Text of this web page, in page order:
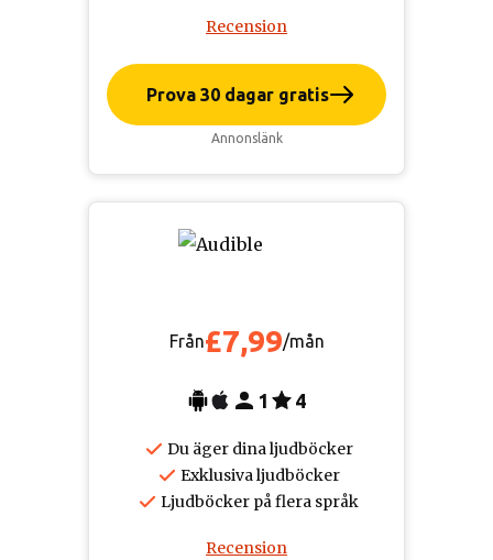
Recension
Prova 30 dagar gratis
Annonslänk
Från£7,99/mån
1 4
Du äger dina ljudböcker
Exklusiva ljudböcker
Ljudböcker på flera språk
Recension